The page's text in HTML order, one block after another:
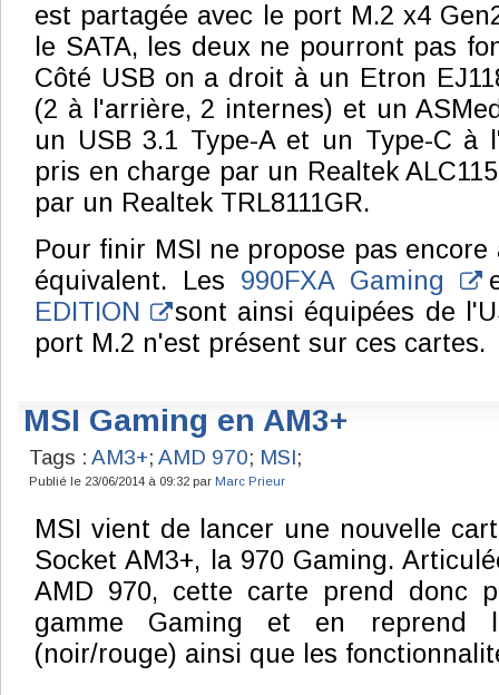
est partagée avec le port M.2 x4
le SATA, les deux ne pourront pas
Côté USB on a droit à un Etron
(2 à l'arrière, 2 internes) et un
un USB 3.1 Type-A et un Type-C à
pris en charge par un Realtek
par un Realtek TRL8111GR.
Pour finir MSI ne propose pas
équivalent. Les 990FXA Gaming
EDITION sont ainsi équipées de
port M.2 n'est présent sur ces cartes.
MSI Gaming en AM3+
Tags : AM3+; AMD 970; MSI;
Publié le 23/06/2014 à 09:32 par Marc Prieur
MSI vient de lancer une nouvelle
Socket AM3+, la 970 Gaming.
AMD 970, cette carte prend donc
gamme Gaming et en reprend
(noir/rouge) ainsi que les